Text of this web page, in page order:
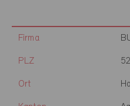
Firma
PLZ
Ort